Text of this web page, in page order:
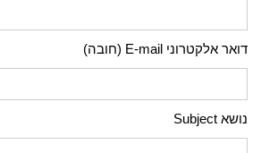
דואר אלקטרוני E-mail (חובה)
נושא Subject